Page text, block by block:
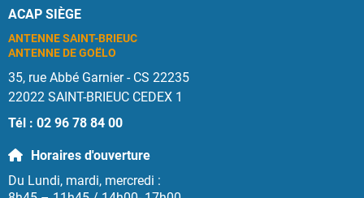
ACAP SIÈGE
ANTENNE SAINT-BRIEUC
ANTENNE DE GOËLO
35, rue Abbé Garnier - CS 22235
22022 SAINT-BRIEUC CEDEX 1
Tél : 02 96 78 84 00
Horaires d'ouverture
Du Lundi, mardi, mercredi :